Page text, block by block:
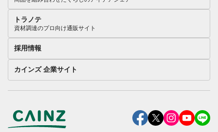
トラノテ
資材調達のプロ向け通販サイト
採用情報
カインズ 企業サイト